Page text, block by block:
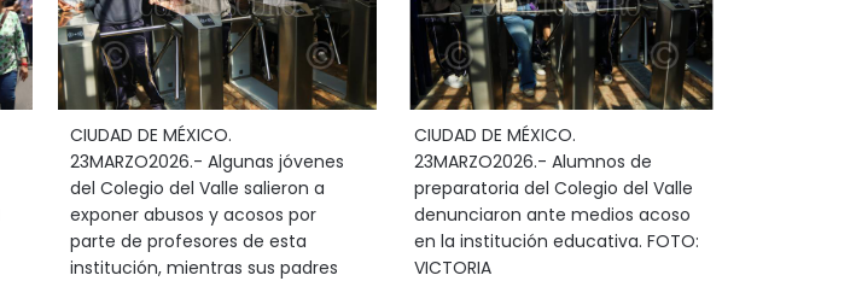
CIUDAD DE MÉXICO.
23MARZO2026.- Algunas jóvenes
del Colegio del Valle salieron a
exponer abusos y acosos por
parte de profesores de esta
institución, mientras sus padres
CIUDAD DE MÉXICO.
23MARZO2026.- Alumnos de
preparatoria del Colegio del Valle
denunciaron ante medios acoso
en la institución educativa. FOTO:
VICTORIA